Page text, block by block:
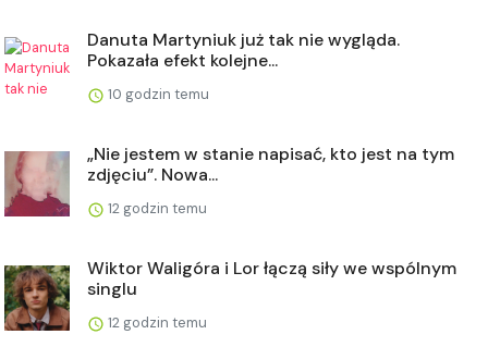
Danuta Martyniuk już tak nie wygląda.
Pokazała efekt kolejne...
10 godzin temu
„Nie jestem w stanie napisać, kto jest na tym
zdjęciu”. Nowa...
12 godzin temu
Wiktor Waligóra i Lor łączą siły we wspólnym
singlu
12 godzin temu